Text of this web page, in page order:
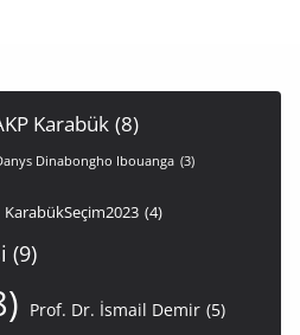
Karabük (8)
Dinabongho Ibouanga (3)
KarabükSeçim2023 (4)
(9)
Prof. Dr. İsmail Demir (5)